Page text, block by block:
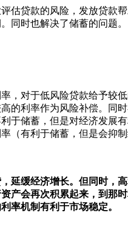
估贷款的风险，发放贷款帮
同时也解决了储蓄的问题。
，对于低风险贷款给予较
的利率作为风险补偿。同
于储蓄，但是对经济发展
（有利于储蓄，但是会抑
延缓经济增长。但同时，
产会再次积累起来，到那
率机制有利于市场稳定。